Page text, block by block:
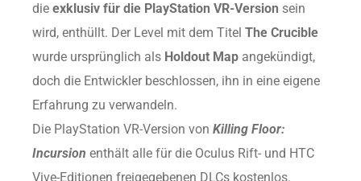
die exklusiv für die PlayStation VR-Version sein
wird, enthüllt. Der Level mit dem Titel The Crucible
wurde ursprünglich als Holdout Map angekündigt,
doch die Entwickler beschlossen, ihn in eine eigene
Erfahrung zu verwandeln.
Die PlayStation VR-Version von Killing Floor:
Incursion enthält alle für die Oculus Rift- und HTC
Vive-Editionen freigegebenen DLCs kostenlos.